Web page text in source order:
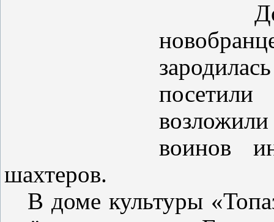
воинов
шахтеров.
В доме культуры